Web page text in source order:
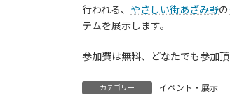
行われる、 やさしい街あざみ野の
テムを展示します。
参加費は無料、どなたでも参加
カテゴリー イベント・展示